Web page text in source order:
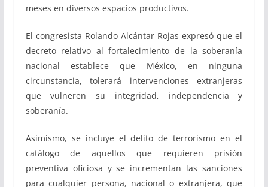
meses en diversos espacios productivos.
El congresista Rolando Alcántar Rojas expresó que el
decreto relativo al fortalecimiento de la soberanía
nacional establece que México, en ninguna
circunstancia, tolerará intervenciones extranjeras
que vulneren su integridad, independencia y
soberanía.
Asimismo, se incluye el delito de terrorismo en el
catálogo de aquellos que requieren prisión
preventiva oficiosa y se incrementan las sanciones
para cualquier persona, nacional o extranjera, que